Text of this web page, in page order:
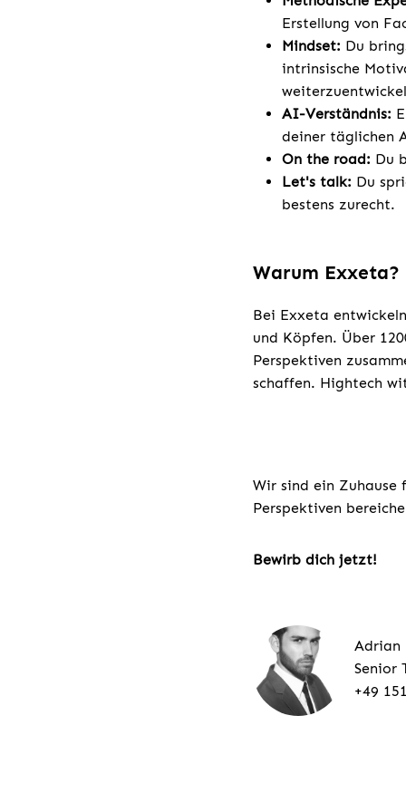
Erstellung von
Mindset: Du
intrinsische
AI-Verständnis:
deiner täglichen
On the road: Du
Let's talk: Du
bestens zurecht.
Warum Exxeta?
Bei Exxeta
und Köpfen. Über
Perspektiven
schaffen. Hightech
Wir sind ein Zuhause
Perspektiven
Bewirb dich jetzt!
Adrian
Senior
+49